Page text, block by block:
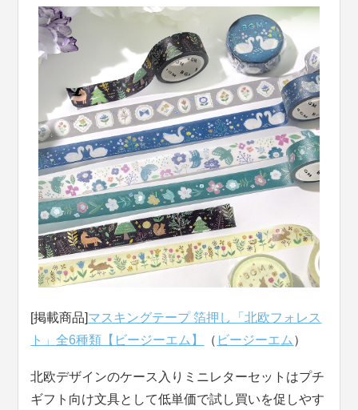
[掲載商品]マスキングテープ 箔押し「北欧フォレス
ト」全6種類【ビージーエム】
（ ビージーエム ）
北欧デザインのケース入りミニレターセットはプチ
ギフト向け文具として低単価で試し買いを促しやす